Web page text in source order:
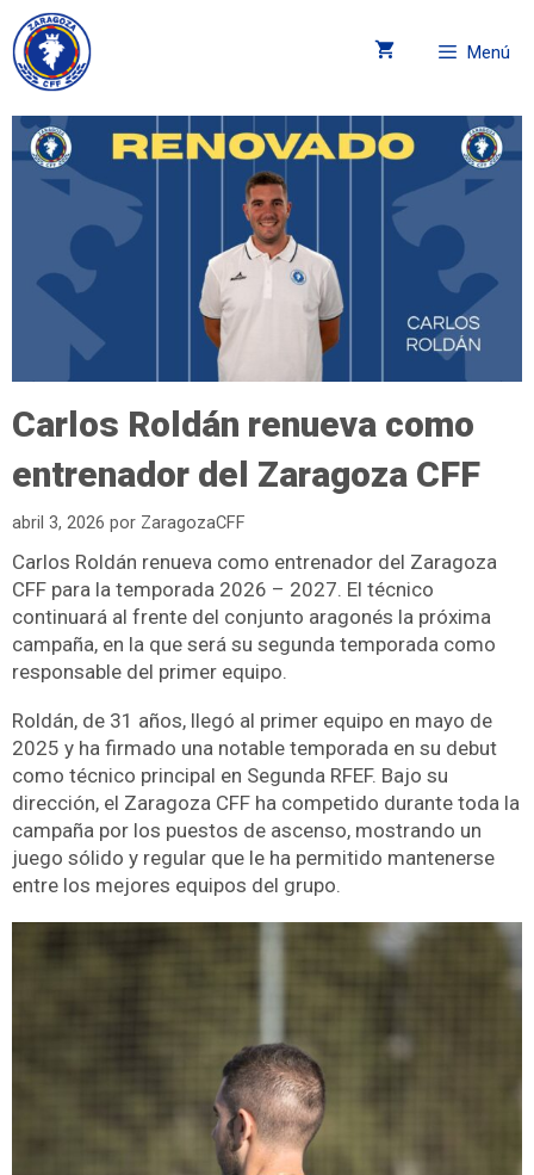
Menú
Carlos Roldán renueva como
entrenador del Zaragoza CFF
abril 3, 2026 por ZaragozaCFF
Carlos Roldán renueva como entrenador del Zaragoza
CFF para la temporada 2026 – 2027. El técnico
continuará al frente del conjunto aragonés la próxima
campaña, en la que será su segunda temporada como
responsable del primer equipo.
Roldán, de 31 años, llegó al primer equipo en mayo de
2025 y ha firmado una notable temporada en su debut
como técnico principal en Segunda RFEF. Bajo su
dirección, el Zaragoza CFF ha competido durante toda la
campaña por los puestos de ascenso, mostrando un
juego sólido y regular que le ha permitido mantenerse
entre los mejores equipos del grupo.